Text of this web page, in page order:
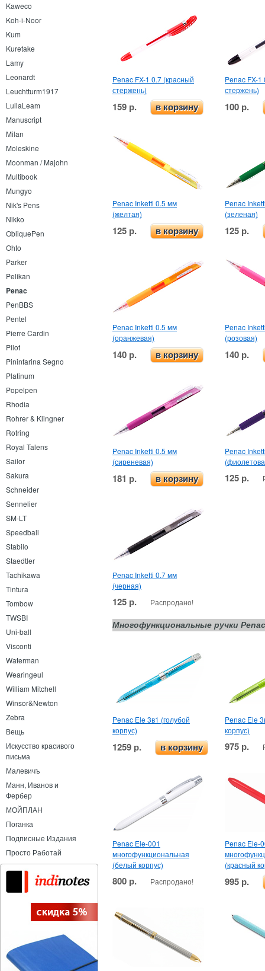
Kaweco
Koh-i-Noor
Kum
Kuretake
Lamy
Leonardt
Leuchtturm1917
LullaLeam
Manuscript
Milan
Moleskine
Moonman / Majohn
Multibook
Mungyo
Nik's Pens
Nikko
ObliquePen
Ohto
Parker
Pelikan
Penac
PenBBS
Pentel
Pierre Cardin
Pilot
Pininfarina Segno
Platinum
Popelpen
Rhodia
Rohrer & Klingner
Rotring
Royal Talens
Sailor
Sakura
Schneider
Sennelier
SM-LT
Speedball
Stabilo
Staedtler
Tachikawa
Tintura
Tombow
TWSBI
Uni-ball
Visconti
Waterman
Wearingeul
William Mitchell
Winsor&Newton
Zebra
Вещь
Искусство красивого
письма
Малевичъ
Манн, Иванов и
Фербер
МОЙПЛАН
Поганка
Подписные Издания
Просто Работай
Penac FX-1 0.7 (красный
стержень)
159 р. в корзину
Penac FX-
стержень)
100 р.
Penac Inketti 0.5 мм
(желтая)
125 р. в корзину
Penac
(зеленая)
125 р.
Penac Inketti 0.5 мм
(оранжевая)
140 р. в корзину
Penac
(розовая)
140 р.
Penac Inketti 0.5 мм
(сиреневая)
181 р. в корзину
Penac
125 р.
Penac Inketti 0.7 мм
(черная)
125 р. Распродано!
Многофункциональные ручки
Penac Ele 3в1 (голубой
корпус)
1259 р. в корзину
Penac Ele
корпус)
975 р.
Penac Ele-001
многофункциональная
(белый корпус)
800 р. Распродано!
Penac Ele-
(красный
995 р.